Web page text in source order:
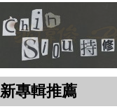
新專輯推薦